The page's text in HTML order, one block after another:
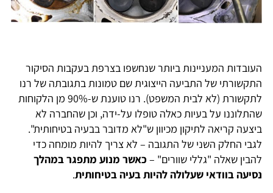
העובדות המעניינות ביותר שנחשפו בצרפת בעקבות הסיקור
התקשורתי של התביעה הייצוגית שם טמונות בתגובתה של רנו
לתקשורת (לא לבית המשפט). רנו טוענת ש-90% מן הלקוחות
שהתלוננו על בעיות כאלה טופלו על-ידה, וכן שהחברה לא
ביצעה קריאה לתיקון מכיוון ש"לא מדובר בבעיה בטיחותית".
לגבי החלק השני של התגובה – לא צריך להיות מומחה כדי
להבין שאלה "גללי שוורים" – כאשר מנוע מתפגר במהלך
נסיעה בוודאי שעלולה להיות בעיה בטיחותית.